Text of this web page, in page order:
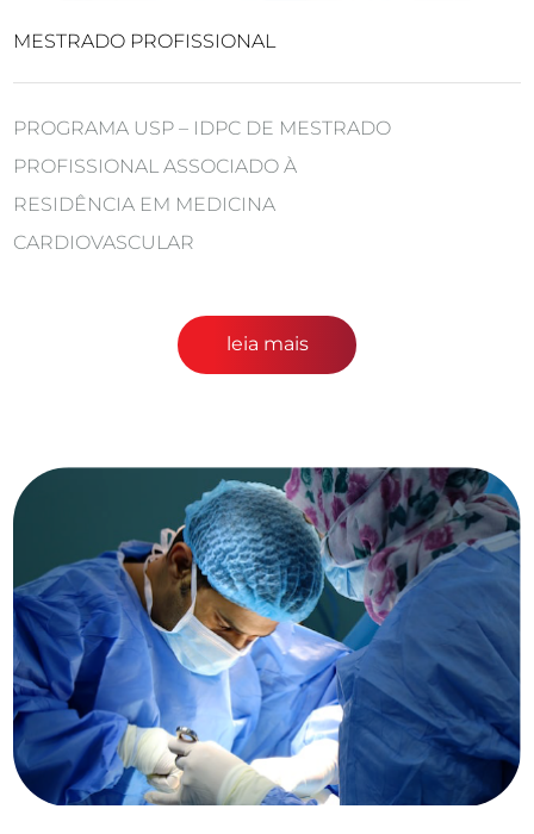
MESTRADO PROFISSIONAL
PROGRAMA USP – IDPC DE MESTRADO
PROFISSIONAL ASSOCIADO À
RESIDÊNCIA EM MEDICINA
CARDIOVASCULAR
leia mais